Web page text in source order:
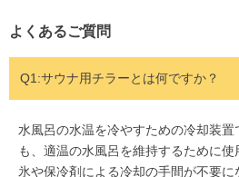
よくあるご質問
Q1:サウナ用チラーとは何ですか？
水風呂の水温を冷やすための冷却装
も、適温の水風呂を維持するために
氷や保冷剤による冷却の手間が不要